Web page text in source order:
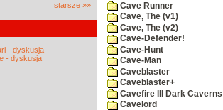
starsze »»
- dyskusja
- dyskusja
Cave Runner
Cave, The (v1)
Cave, The (v2)
Cave-Defender!
Cave-Hunt
Cave-Man
Caveblaster
Caveblaster+
Cavefire III Dark Caverns
Cavelord